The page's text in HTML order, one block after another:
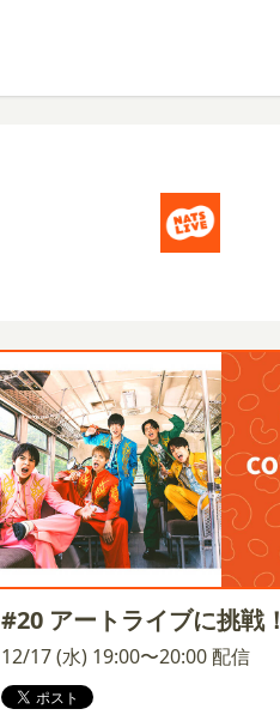
#20 アートライブに挑戦！
12/17 (水) 19:00〜20:00 配信